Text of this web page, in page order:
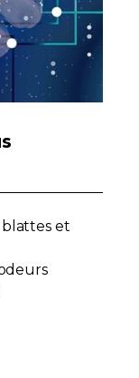
blattes et